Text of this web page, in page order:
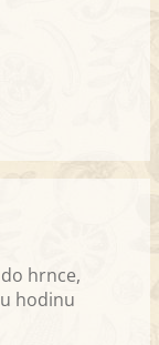
hrnce,
hodinu